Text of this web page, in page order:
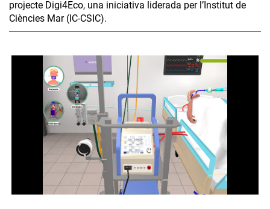
projecte Digi4Eco, una iniciativa liderada per l’Institut de
Ciències Mar (IC-CSIC).